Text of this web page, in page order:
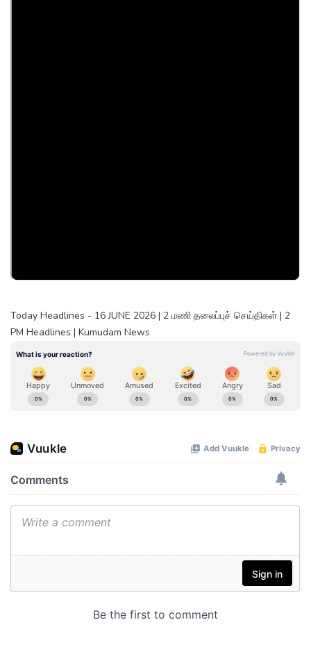
Today Headlines - 16 JUNE 2026 | 2 மணி தலைப்புச் செய்திகள் | 2
PM Headlines | Kumudam News